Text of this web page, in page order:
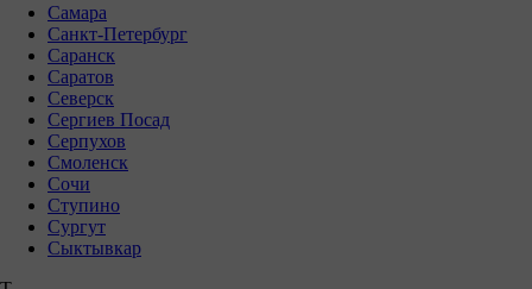
Самара
Санкт-Петербург
Саранск
Саратов
Северск
Сергиев Посад
Серпухов
Смоленск
Сочи
Ступино
Сургут
Сыктывкар